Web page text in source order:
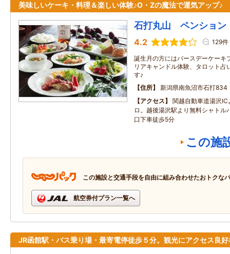
美味しいケーキ・料理＆楽しい体験♪O・Zの魔法で運気アップ♪
石打丸山 ペンショ
4.2 129件
誕生月の方にはバースデーケーキ
リアキャンドル体験、タロット占
す♪
住所
新潟県南魚沼市石打834
アクセス
関越自動車道湯沢
ロ。越後湯沢駅より無料シャトル
口下車徒歩5分
この施
この施設と交通手段を自由に組み合わせたおトクな
航空券付プラン一覧へ
JR函館駅・バス乗り場・最寄電停徒歩５分。観光にアクセス良